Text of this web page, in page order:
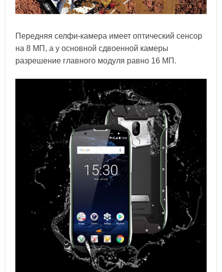
Передняя селфи-камера имеет оптический сенсор
на 8 МП, а у основной сдвоенной камеры
разрешение главного модуля равно 16 МП.